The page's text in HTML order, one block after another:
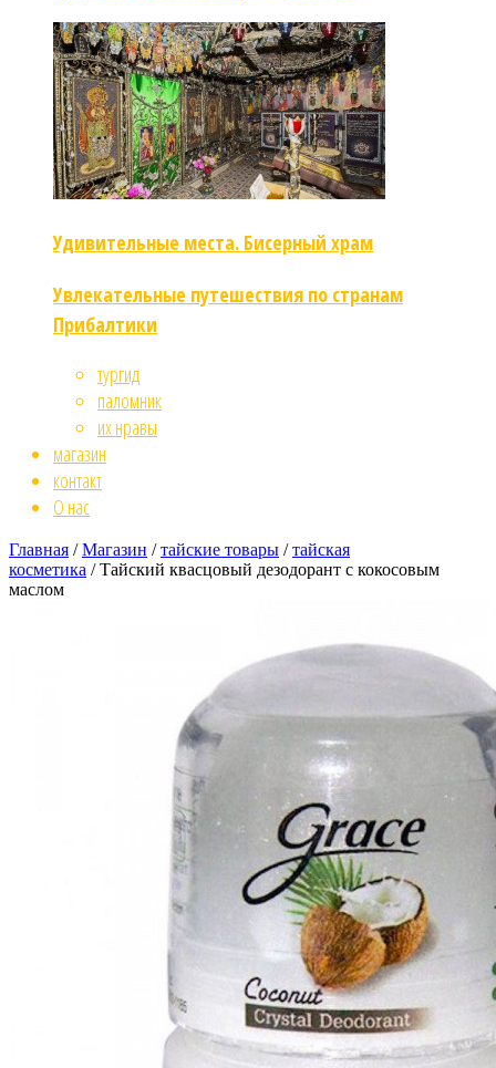
Удивительные места. Бисерный храм
Увлекательные путешествия по странам
Прибалтики
тургид
паломник
их нравы
магазин
контакт
О нас
Главная /Магазин /тайские товары /тайская
косметика / Тайский квасцовый дезодорант с кокосовым
маслом